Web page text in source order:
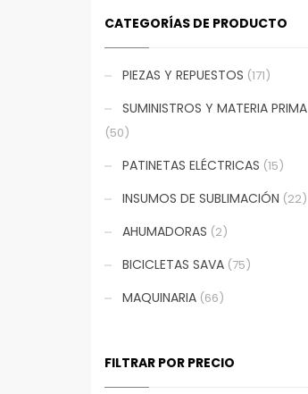
CATEGORÍAS DE PRODUCTO
PIEZAS Y REPUESTOS (171)
SUMINISTROS Y MATERIA PRIMA
(50)
PATINETAS ELÉCTRICAS (15)
INSUMOS DE SUBLIMACIÓN (22)
AHUMADORAS (2)
BICICLETAS SAVA (75)
MAQUINARIA (66)
FILTRAR POR PRECIO